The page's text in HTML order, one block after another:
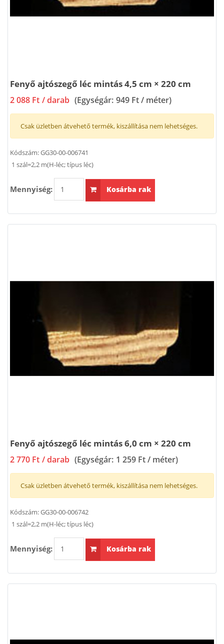
Fenyő ajtószegő léc mintás 4,5 cm × 220 cm
2 088 Ft / darab (Egységár: 949 Ft / méter)
Csak üzletben átvehető termék, kiszállítása nem lehetséges.
Kódszám:GG30-00-006741
1 szál=2,2 m(H-léc; típus léc)
Mennyiség: Kosárba rak
Fenyő ajtószegő léc mintás 6,0 cm × 220 cm
2 770 Ft / darab (Egységár: 1 259 Ft / méter)
Csak üzletben átvehető termék, kiszállítása nem lehetséges.
Kódszám:GG30-00-006742
1 szál=2,2 m(H-léc; típus léc)
Mennyiség: Kosárba rak